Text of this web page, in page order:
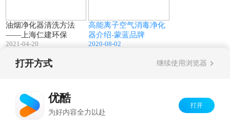
油烟净化器清洗方法
——上海仁建环保
2021-04-20
高能离子空气消毒净化
器介绍-蒙蓝品牌
2020-08-02
打开方式 继续使用浏览器
优酷
为好内容全力以赴
打开